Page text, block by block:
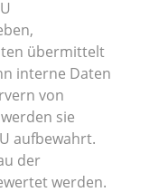
übermittelt
interne Daten
von
sie
aufbewahrt.
der
werden.